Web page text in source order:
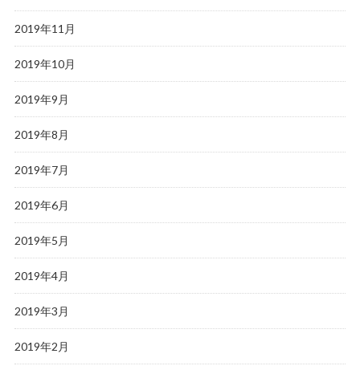
2019年11月
2019年10月
2019年9月
2019年8月
2019年7月
2019年6月
2019年5月
2019年4月
2019年3月
2019年2月